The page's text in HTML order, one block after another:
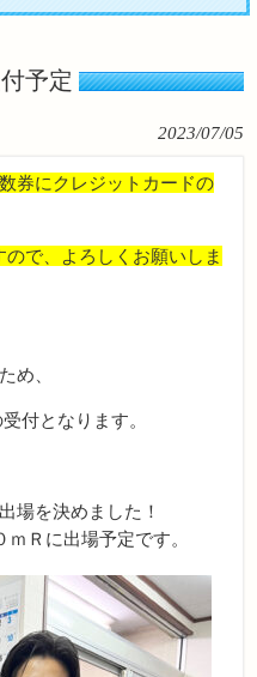
予定
2023/07/05
券にクレジットカードの
で、よろしくお願いしま
め、
付となります。
場を決めました！
Ｒに出場予定です。